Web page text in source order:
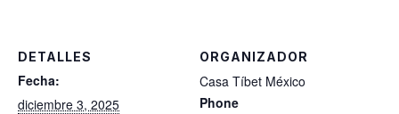
DETALLES
Fecha:
diciembre 3, 2025
ORGANIZADOR
Casa Tíbet México
Phone